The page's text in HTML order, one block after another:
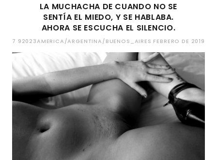
LA MUCHACHA DE CUANDO NO SE
SENTÍA EL MIEDO, Y SE HABLABA.
AHORA SE ESCUCHA EL SILENCIO.
7 92023AMERICA/ARGENTINA/BUENOS_AIRES FEBRERO DE 2019